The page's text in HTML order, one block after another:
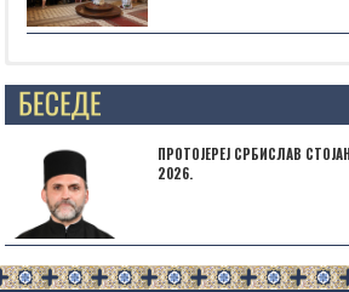
Posts not found
ПРОТОЈЕРЕЈ СРБИСЛАВ
2026.